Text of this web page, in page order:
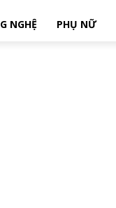
NGHỆ PHỤ NỮ